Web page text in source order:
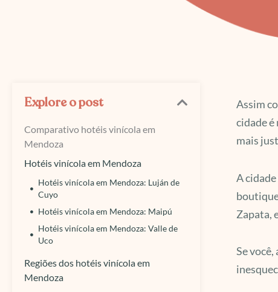
Explore o post
Comparativo hotéis vinícola em
Mendoza
Hotéis vinícola em Mendoza
Hotéis vinícola em Mendoza: Luján de
Cuyo
Hotéis vinícola em Mendoza: Maipú
Hotéis vinícola em Mendoza: Valle de
Uco
Regiões dos hotéis vinícola em
Mendoza
Assim
cidade
mais
A
Zapata,
Se